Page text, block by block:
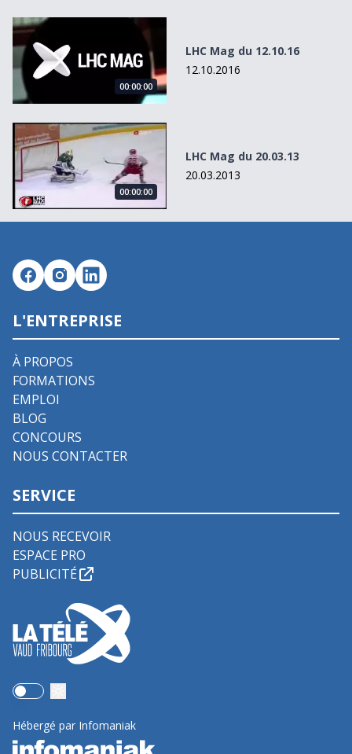
LHC Mag du 12.10.16
00:00:00
LHC Mag du 12.10.16
12.10.2016
LHC Mag du 20.03.13
00:00:00
LHC Mag du 20.03.13
20.03.2013
L'ENTREPRISE
À PROPOS
FORMATIONS
EMPLOI
BLOG
CONCOURS
NOUS CONTACTER
SERVICE
NOUS RECEVOIR
ESPACE PRO
PUBLICITÉ
Use setting
Hébergé par Infomaniak